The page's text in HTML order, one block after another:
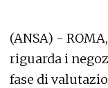
(ANSA) -
riguarda i
fase di